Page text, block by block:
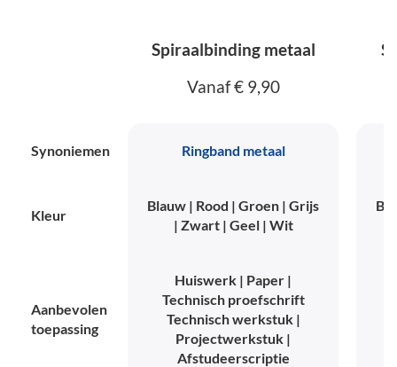
Spiraalbinding metaal
Vanaf € 9,90
Synoniemen Ringband metaal
Kleur
Blauw | Rood | Groen | Grijs
| Zwart | Geel | Wit
Aanbevolen
toepassing
Huiswerk | Paper |
Technisch proefschrift
Technisch werkstuk |
Projectwerkstuk |
Afstudeerscriptie